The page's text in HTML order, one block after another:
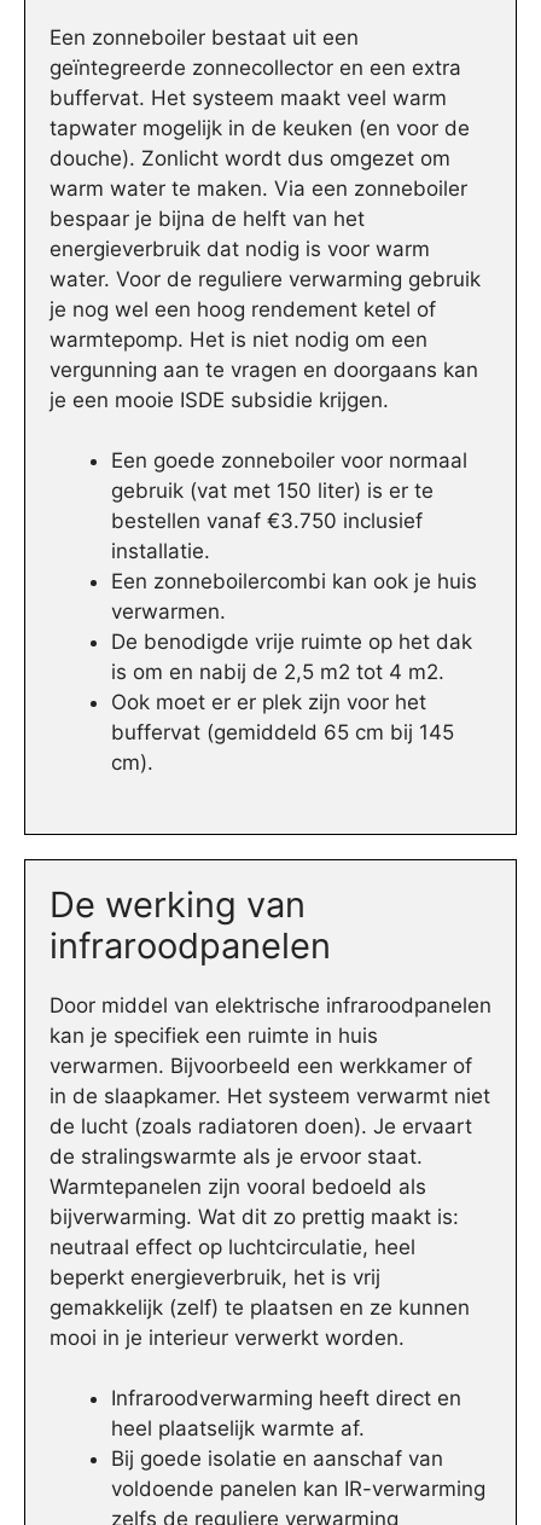
Een zonneboiler bestaat uit een
geïntegreerde zonnecollector en een extra
buffervat. Het systeem maakt veel warm
tapwater mogelijk in de keuken (en voor de
douche). Zonlicht wordt dus omgezet om
warm water te maken. Via een zonneboiler
bespaar je bijna de helft van het
energieverbruik dat nodig is voor warm
water. Voor de reguliere verwarming gebruik
je nog wel een hoog rendement ketel of
warmtepomp. Het is niet nodig om een
vergunning aan te vragen en doorgaans kan
je een mooie ISDE subsidie krijgen.
Een goede zonneboiler voor normaal
gebruik (vat met 150 liter) is er te
bestellen vanaf €3.750 inclusief
installatie.
Een zonneboilercombi kan ook je huis
verwarmen.
De benodigde vrije ruimte op het dak
is om en nabij de 2,5 m2 tot 4 m2.
Ook moet er er plek zijn voor het
buffervat (gemiddeld 65 cm bij 145
cm).
De werking van
infraroodpanelen
Door middel van elektrische infraroodpanelen
kan je specifiek een ruimte in huis
verwarmen. Bijvoorbeeld een werkkamer of
in de slaapkamer. Het systeem verwarmt niet
de lucht (zoals radiatoren doen). Je ervaart
de stralingswarmte als je ervoor staat.
Warmtepanelen zijn vooral bedoeld als
bijverwarming. Wat dit zo prettig maakt is:
neutraal effect op luchtcirculatie, heel
beperkt energieverbruik, het is vrij
gemakkelijk (zelf) te plaatsen en ze kunnen
mooi in je interieur verwerkt worden.
Infraroodverwarming heeft direct en
heel plaatselijk warmte af.
Bij goede isolatie en aanschaf van
voldoende panelen kan IR-verwarming
zelfs de reguliere verwarming